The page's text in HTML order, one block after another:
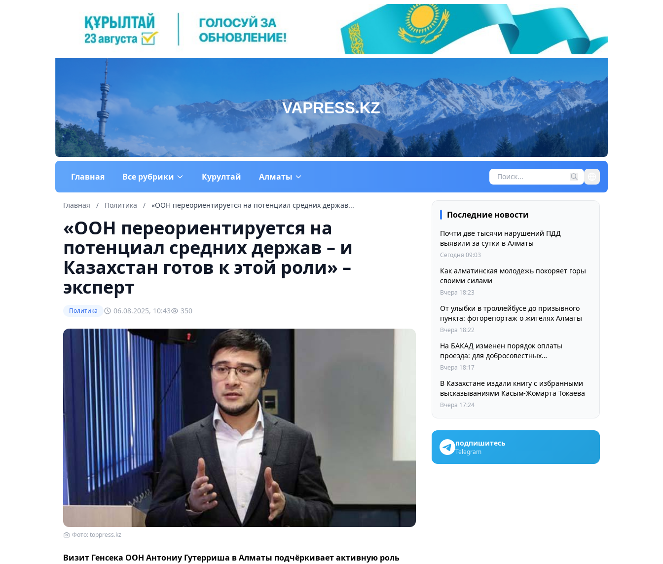
Главная Все рубрики Курултай Алматы
Главная / Политика / «ООН переориентируется на потенциал средних держав...
«ООН переориентируется на
потенциал средних держав – и
Казахстан готов к этой роли» –
эксперт
Политика 06.08.2025, 10:43 350
Фото: toppress.kz
Визит Генсека ООН Антониу Гутерриша в Алматы подчёркивает активную роль
Последние новости
Почти две тысячи нарушений ПДД
выявили за сутки в Алматы
Сегодня 09:03
Как алматинская молодежь покоряет горы
своими силами
Вчера 18:23
От улыбки в троллейбусе до призывного
пункта: фоторепортаж о жителях Алматы
Вчера 18:22
На БАКАД изменен порядок оплаты
проезда: для добросовестных
пользователей стоимость остается
Вчера 18:17
В Казахстане издали книгу с избранными
высказываниями Касым-Жомарта Токаева
Вчера 17:24
подпишитесь
Telegram